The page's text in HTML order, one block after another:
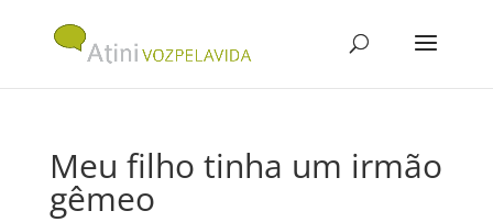
Meu filho tinha um irmão
gêmeo